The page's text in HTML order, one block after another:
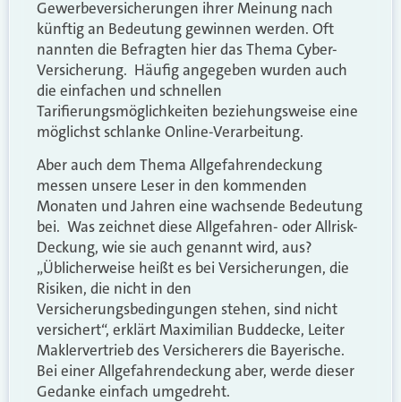
Gewerbeversicherungen ihrer Meinung nach
künftig an Bedeutung gewinnen werden. Oft
nannten die Befragten hier das Thema Cyber-
Versicherung. Häufig angegeben wurden auch
die einfachen und schnellen
Tarifierungsmöglichkeiten beziehungsweise eine
möglichst schlanke Online-Verarbeitung.
Aber auch dem Thema Allgefahrendeckung
messen unsere Leser in den kommenden
Monaten und Jahren eine wachsende Bedeutung
bei. Was zeichnet diese Allgefahren- oder Allrisk-
Deckung, wie sie auch genannt wird, aus?
„Üblicherweise heißt es bei Versicherungen, die
Risiken, die nicht in den
Versicherungsbedingungen stehen, sind nicht
versichert“, erklärt Maximilian Buddecke, Leiter
Maklervertrieb des Versicherers die Bayerische.
Bei einer Allgefahrendeckung aber, werde dieser
Gedanke einfach umgedreht.